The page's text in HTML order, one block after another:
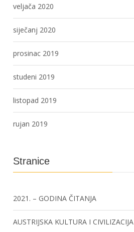
veljača 2020
siječanj 2020
prosinac 2019
studeni 2019
listopad 2019
rujan 2019
Stranice
2021. – GODINA ČITANJA
AUSTRIJSKA KULTURA I CIVILIZACIJA